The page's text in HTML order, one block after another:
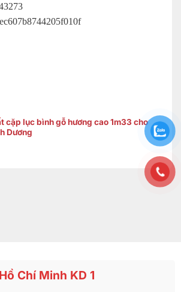
cặp lục bình gỗ hương cao 1m33 cho
Dương
Hồ Chí Minh KD 1